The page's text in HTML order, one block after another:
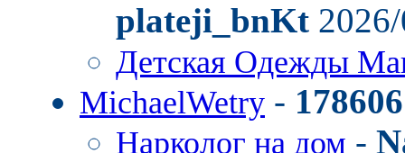
plateji_bnKt
Детская Одежды
MichaelWetry -
Нарколог на дом -